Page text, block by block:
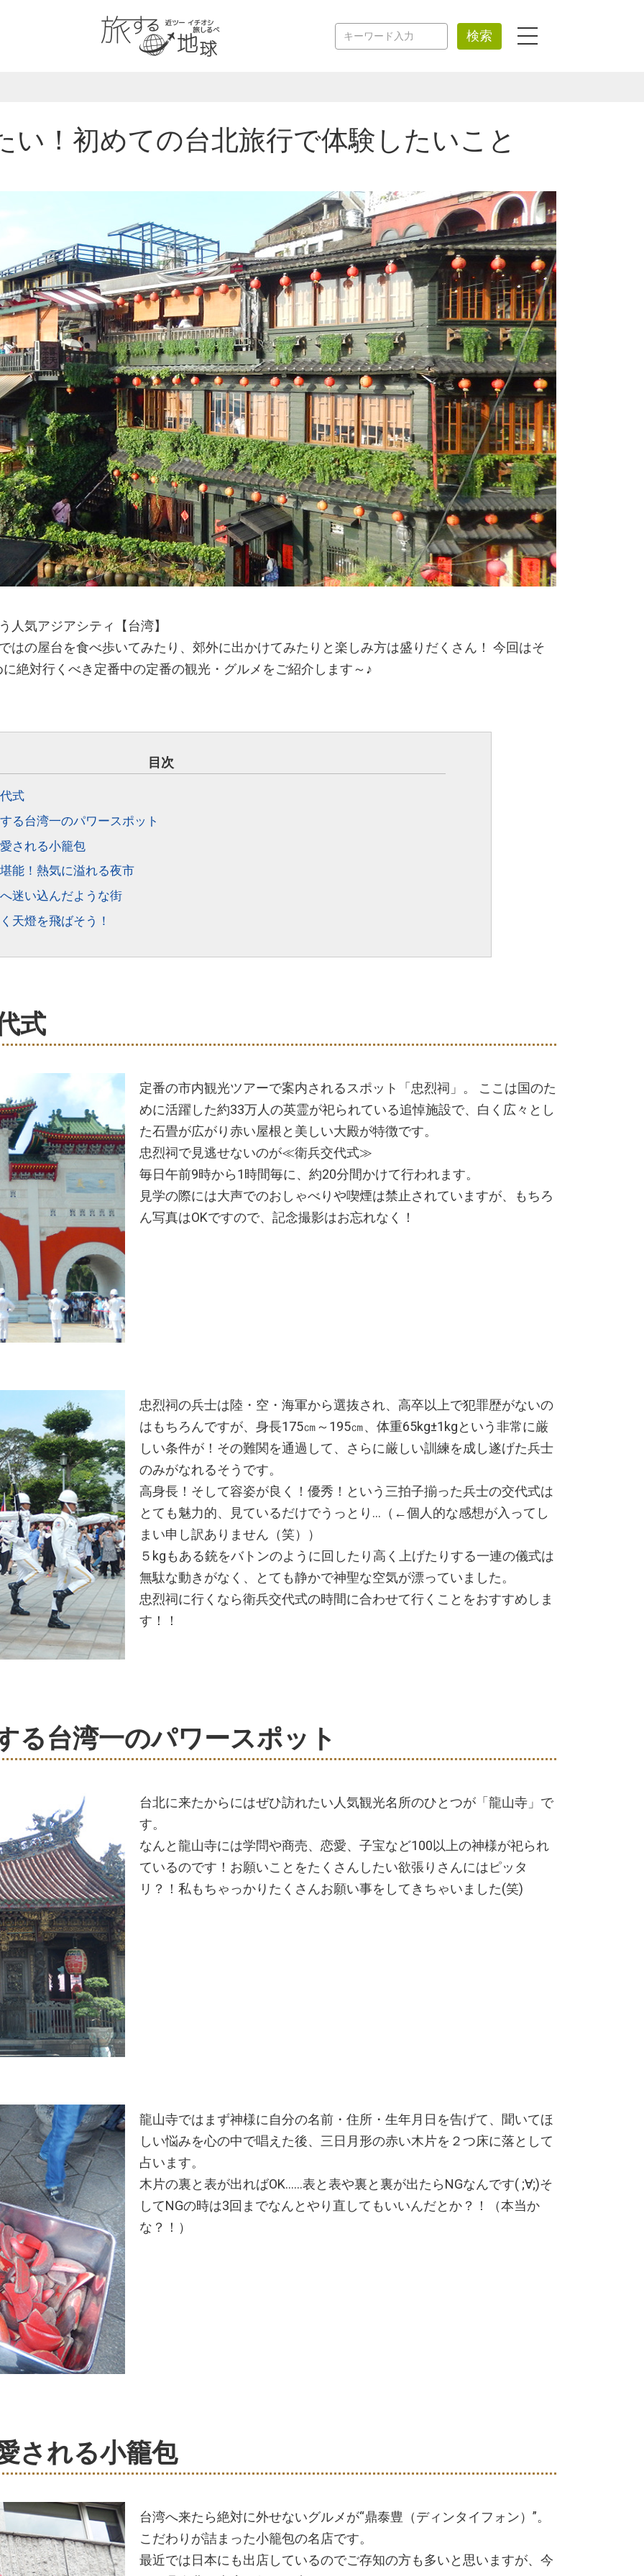
検索
い！初めての台北旅行で体験したいこと
人気アジアシティ【台湾】
はの屋台を食べ歩いてみたり、郊外に出かけてみたりと楽しみ方は盛りだくさん！ 今回はそ
絶対行くべき定番中の定番の観光・グルメをご紹介します～♪
目次
式
る台湾一のパワースポット
される小籠包
能！熱気に溢れる夜市
迷い込んだような街
天燈を飛ばそう！
式
定番の市内観光ツアーで案内されるスポット「忠烈祠」。 ここは国のた
めに活躍した約33万人の英霊が祀られている追悼施設で、白く広々とし
た石畳が広がり赤い屋根と美しい大殿が特徴です。
忠烈祠で見逃せないのが≪衛兵交代式≫
毎日午前9時から1時間毎に、約20分間かけて行われます。
見学の際には大声でのおしゃべりや喫煙は禁止されていますが、もちろ
ん写真はOKですので、記念撮影はお忘れなく！
忠烈祠の兵士は陸・空・海軍から選抜され、高卒以上で犯罪歴がないの
はもちろんですが、身長175㎝～195㎝、体重65kg±1kgという非常に厳
しい条件が！その難関を通過して、さらに厳しい訓練を成し遂げた兵士
のみがなれるそうです。
高身長！そして容姿が良く！優秀！という三拍子揃った兵士の交代式は
とても魅力的、見ているだけでうっとり…（←個人的な感想が入ってし
まい申し訳ありません（笑））
５kgもある銃をバトンのように回したり高く上げたりする一連の儀式は
無駄な動きがなく、とても静かで神聖な空気が漂っていました。
忠烈祠に行くなら衛兵交代式の時間に合わせて行くことをおすすめしま
す！！
る台湾一のパワースポット
台北に来たからにはぜひ訪れたい人気観光名所のひとつが「龍山寺」で
す。
なんと龍山寺には学問や商売、恋愛、子宝など100以上の神様が祀られ
ているのです！お願いことをたくさんしたい欲張りさんにはピッタ
リ？！私もちゃっかりたくさんお願い事をしてきちゃいました(笑)
龍山寺ではまず神様に自分の名前・住所・生年月日を告げて、聞いてほ
しい悩みを心の中で唱えた後、三日月形の赤い木片を２つ床に落として
占います。
木片の裏と表が出ればOK……表と表や裏と裏が出たらNGなんです( ;∀;)そ
してNGの時は3回までなんとやり直してもいいんだとか？！（本当か
な？！）
される小籠包
台湾へ来たら絶対に外せないグルメが“鼎泰豊（ディンタイフォン）”。
こだわりが詰まった小籠包の名店です。
最近では日本にも出店しているのでご存知の方も多いと思いますが、今